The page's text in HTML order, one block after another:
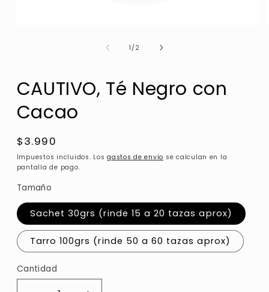
1 /de2
CAUTIVO, Té Negro con
Cacao
Precio
habitual
$3.990
Impuestos incluidos. Losgastos de envío se calculan en la
pantalla de pago.
Tamaño
Sachet 30grs (rinde 15 a 20 tazas aprox)
Tarro 100grs (rinde 50 a 60 tazas aprox)
Cantidad